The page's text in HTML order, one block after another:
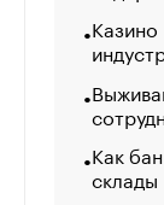
Как
склады